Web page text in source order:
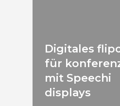
Digitales
für
mit Speechi
displays